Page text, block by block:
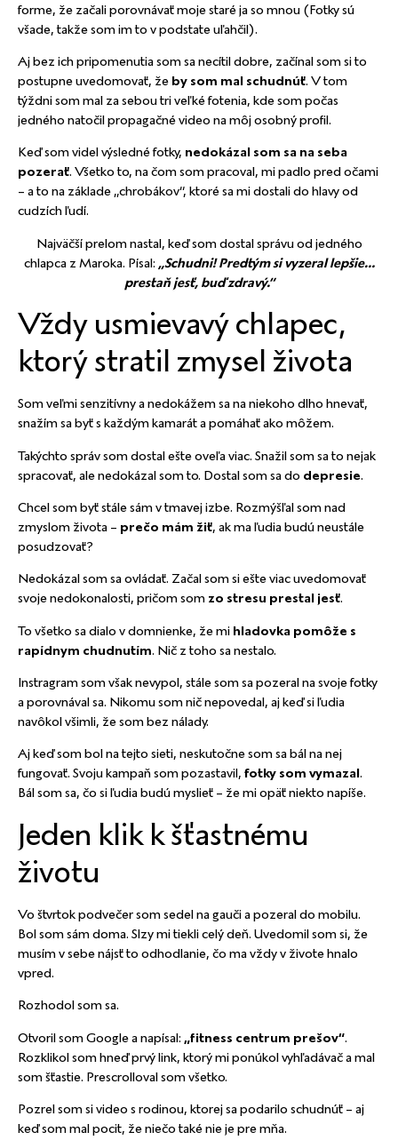
forme, že začali porovnávať moje staré ja so mnou (Fotky sú
všade, takže som im to v podstate uľahčil).
Aj bez ich pripomenutia som sa necítil dobre, začínal som si to
postupne uvedomovať, že by som mal schudnúť. V tom
týždni som mal za sebou tri veľké fotenia, kde som počas
jedného natočil propagačné video na môj osobný profil.
Keď som videl výsledné fotky, nedokázal som sa na seba
pozerať. Všetko to, na čom som pracoval, mi padlo pred očami
– a to na základe „chrobákov“, ktoré sa mi dostali do hlavy od
cudzích ľudí.
Najväčší prelom nastal, keď som dostal správu od jedného
chlapca z Maroka. Písal: „Schudni! Predtým si vyzeral lepšie…
prestaň jesť, buď zdravý.“
Vždy usmievavý chlapec,
ktorý stratil zmysel života
Som veľmi senzitívny a nedokážem sa na niekoho dlho hnevať,
snažím sa byť s každým kamarát a pomáhať ako môžem.
Takýchto správ som dostal ešte oveľa viac. Snažil som sa to nejak
spracovať, ale nedokázal som to. Dostal som sa do depresie.
Chcel som byť stále sám v tmavej izbe. Rozmýšľal som nad
zmyslom života – prečo mám žiť, ak ma ľudia budú neustále
posudzovať?
Nedokázal som sa ovládať. Začal som si ešte viac uvedomovať
svoje nedokonalosti, pričom som zo stresu prestal jesť.
To všetko sa dialo v domnienke, že mi hladovka pomôže s
rapídnym chudnutím. Nič z toho sa nestalo.
Instragram som však nevypol, stále som sa pozeral na svoje fotky
a porovnával sa. Nikomu som nič nepovedal, aj keď si ľudia
navôkol všimli, že som bez nálady.
Aj keď som bol na tejto sieti, neskutočne som sa bál na nej
fungovať. Svoju kampaň som pozastavil, fotky som vymazal.
Bál som sa, čo si ľudia budú myslieť – že mi opäť niekto napíše.
Jeden klik k šťastnému
životu
Vo štvrtok podvečer som sedel na gauči a pozeral do mobilu.
Bol som sám doma. Slzy mi tiekli celý deň. Uvedomil som si, že
musím v sebe nájsť to odhodlanie, čo ma vždy v živote hnalo
vpred.
Rozhodol som sa.
Otvoril som Google a napísal: „fitness centrum prešov“.
Rozklikol som hneď prvý link, ktorý mi ponúkol vyhľadávač a mal
som šťastie. Prescrolloval som všetko.
Pozrel som sivideo s rodinou, ktorej sa podarilo schudnúť – aj
keď som mal pocit, že niečo také nie je pre mňa.